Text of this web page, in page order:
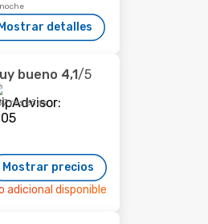
Mostrar detalles
bueno 4,1/5
reseñas
Mostrar precios
adicional disponible